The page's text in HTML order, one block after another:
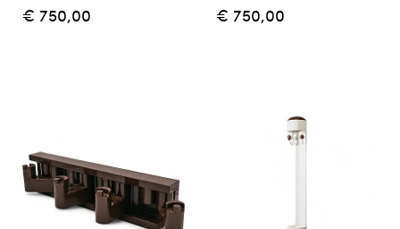
€ 750,00 € 750,00